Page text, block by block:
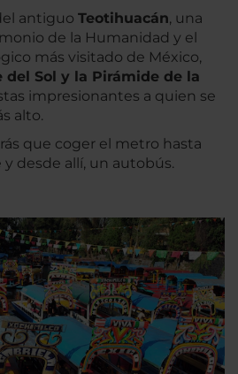
antiguo Teotihuacán, una
de la Humanidad y el
más visitado de México,
del Sol y la Pirámide de la
impresionantes a quien se
alto.
que coger el metro hasta
desde allí, un autobús.